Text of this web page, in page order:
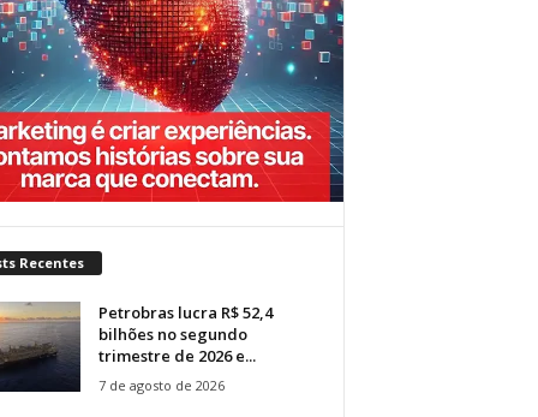
Recentes
Petrobras lucra R$ 52,4
bilhões no segundo
trimestre de 2026 e...
7 de agosto de 2026